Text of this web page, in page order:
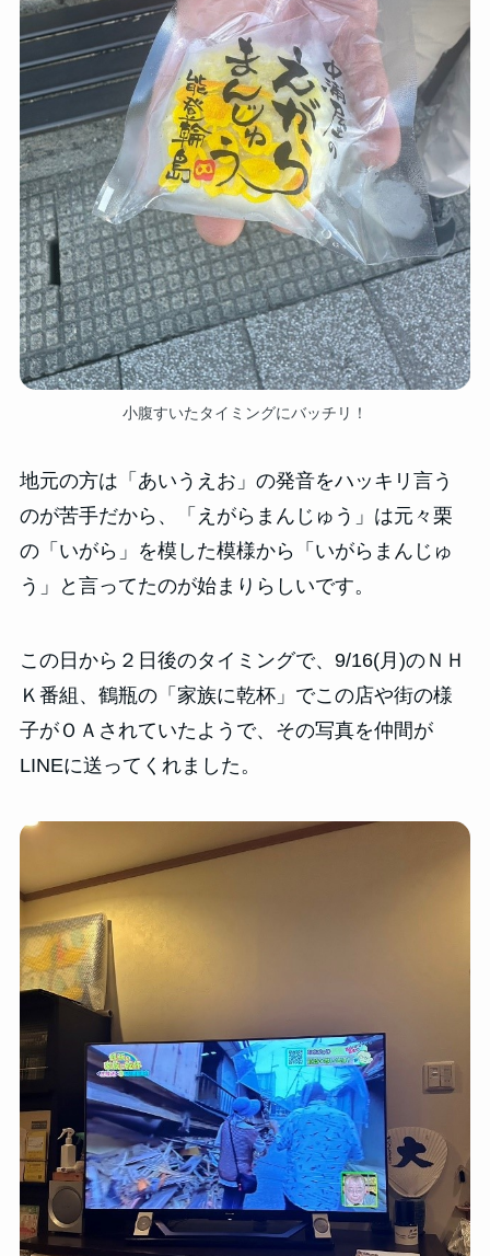
小腹すいたタイミングにバッチリ！
地元の方は「あいうえお」の発音をハッキリ言う
のが苦手だから、「えがらまんじゅう」は元々栗
の「いがら」を模した模様から「いがらまんじゅ
う」と言ってたのが始まりらしいです。
この日から２日後のタイミングで、9/16(月)のＮＨ
Ｋ番組、鶴瓶の「家族に乾杯」でこの店や街の様
子がＯＡされていたようで、その写真を仲間が
LINEに送ってくれました。